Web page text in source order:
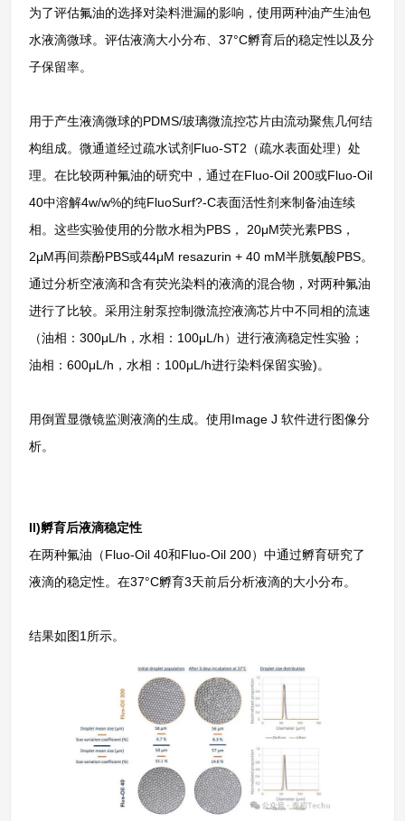
为了评估氟油的选择对染料泄漏的影响，使用两种油产生油包
水液滴微球。评估液滴大小分布、37°C孵育后的稳定性以及分
子保留率。
用于产生液滴微球的PDMS/玻璃微流控芯片由流动聚焦几何结
构组成。微通道经过疏水试剂Fluo-ST2（疏水表面处理）处
理。在比较两种氟油的研究中，通过在Fluo-Oil 200或Fluo-Oil
40中溶解4w/w%的纯FluoSurf?-C表面活性剂来制备油连续
相。这些实验使用的分散水相为PBS， 20μM荧光素PBS，
2μM再间萘酚PBS或44μM resazurin + 40 mM半胱氨酸PBS。
通过分析空液滴和含有荧光染料的液滴的混合物，对两种氟油
进行了比较。采用注射泵控制微流控液滴芯片中不同相的流速
（油相：300μL/h，水相：100μL/h）进行液滴稳定性实验；
油相：600μL/h，水相：100μL/h进行染料保留实验)。
用倒置显微镜监测液滴的生成。使用Image J 软件进行图像分
析。
II)孵育后液滴稳定性
在两种氟油（Fluo-Oil 40和Fluo-Oil 200）中通过孵育研究了
液滴的稳定性。在37°C孵育3天前后分析液滴的大小分布。
结果如图1所示。